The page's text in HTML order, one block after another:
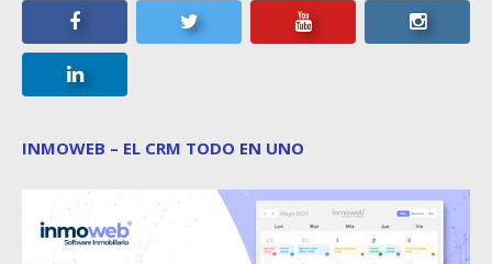
INMOWEB – EL CRM TODO EN UNO